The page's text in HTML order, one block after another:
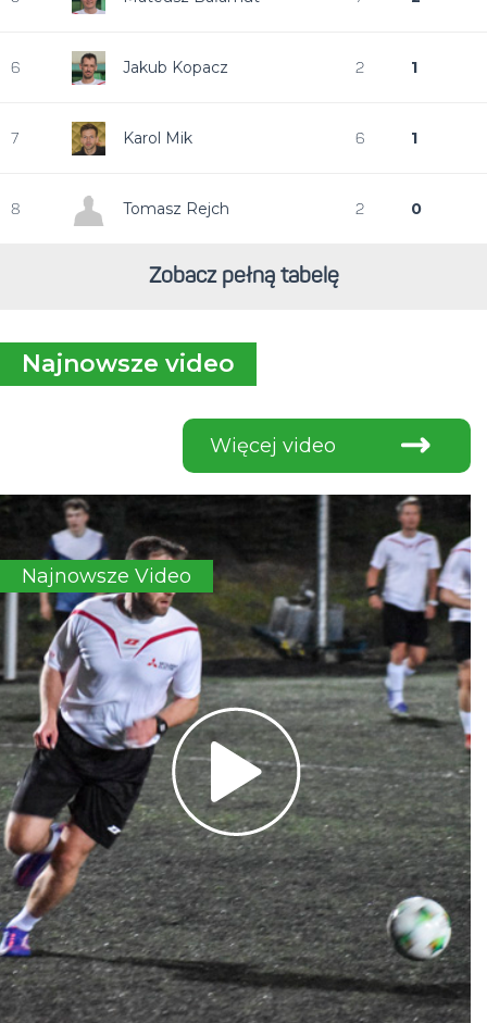
6 Jakub Kopacz 2 1
7 Karol Mik 6 1
8 Tomasz Rejch 2 0
Zobacz pełną tabelę
Najnowsze video
Więcej video
Najnowsze Video